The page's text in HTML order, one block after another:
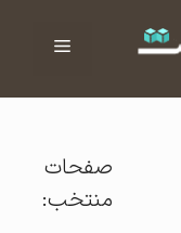
فهرست
صفحات
منتخب: